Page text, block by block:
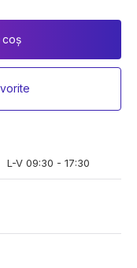
coș
L-V 09:30 - 17:30